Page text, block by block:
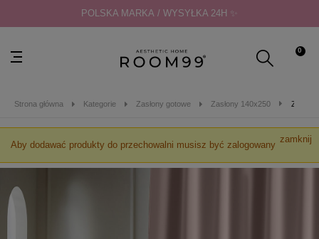
POLSKA MARKA / WYSYŁKA 24H ✨
0
Strona główna Kategorie Zasłony gotowe Zasłony 140x250
zamknij
Aby dodawać produkty do przechowalni musisz być zalogowany